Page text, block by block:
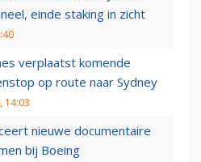
einde staking in zicht
verplaatst komende
op route naar Sydney
14:03
nieuwe documentaire
bij Boeing